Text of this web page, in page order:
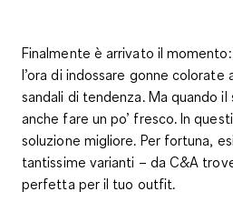
Finalmente è arrivato il
l’ora di indossare gonne
sandali di tendenza. Ma quando
anche fare un po’ fresco. In
soluzione migliore. Per fortuna,
tantissime varianti – da C&A
perfetta per il tuo outfit.